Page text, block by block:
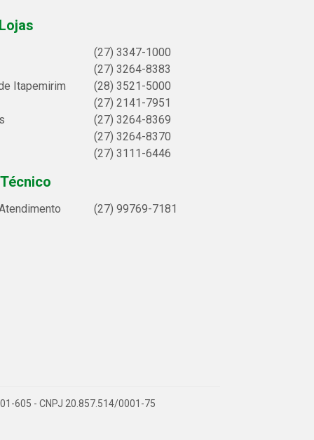
(27) 3347-1000
(27) 3264-8383
Itapemirim
(28) 3521-5000
(27) 2141-7951
(27) 3264-8369
(27) 3264-8370
(27) 3111-6446
(27) 99769-7181
605 - CNPJ 20.857.514/0001-75